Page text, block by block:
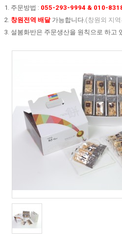
1. 주문방법 : 055-293-9994 & 010-
2. 창원전역 배달 가능합니다.(창원외 지
3. 설봄화반은 주문생산을 원칙으로 하고